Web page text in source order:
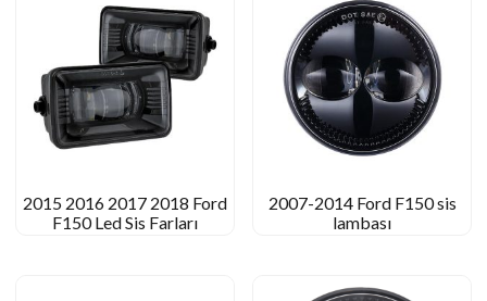
2015 2016 2017 2018 Ford
F150 Led Sis Farları
2007-2014 Ford F150 sis
lambası